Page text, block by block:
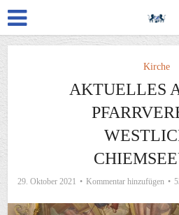
Kirche
AKTUELLES
29. Oktober 2021 Kommentar hinzufügen